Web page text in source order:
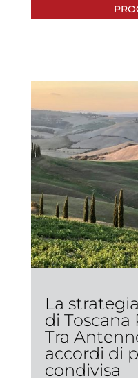
La
di Toscana
Tra
accordi di
condivisa